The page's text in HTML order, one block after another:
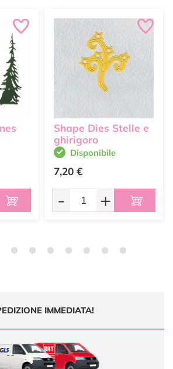
Shape Dies Stelle e
ghirigoro
Disponibile
7,20 €
- +
IMMEDIATA!